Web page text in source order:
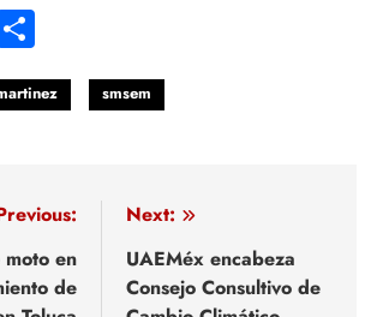
smsem
en
de
Next:
UAEMéx encabeza
Consejo Consultivo de